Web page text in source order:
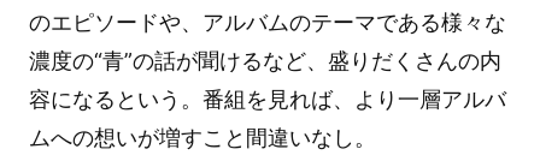
のエピソードや、アルバムのテーマである様々な
濃度の“青”の話が聞けるなど、盛りだくさんの内
容になるという。番組を見れば、より一層アルバ
ムへの想いが増すこと間違いなし。